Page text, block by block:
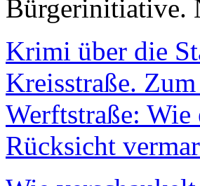
Bürgerinitiative.
Krimi über die
Kreisstraße.
Werftstraße:
Rücksicht